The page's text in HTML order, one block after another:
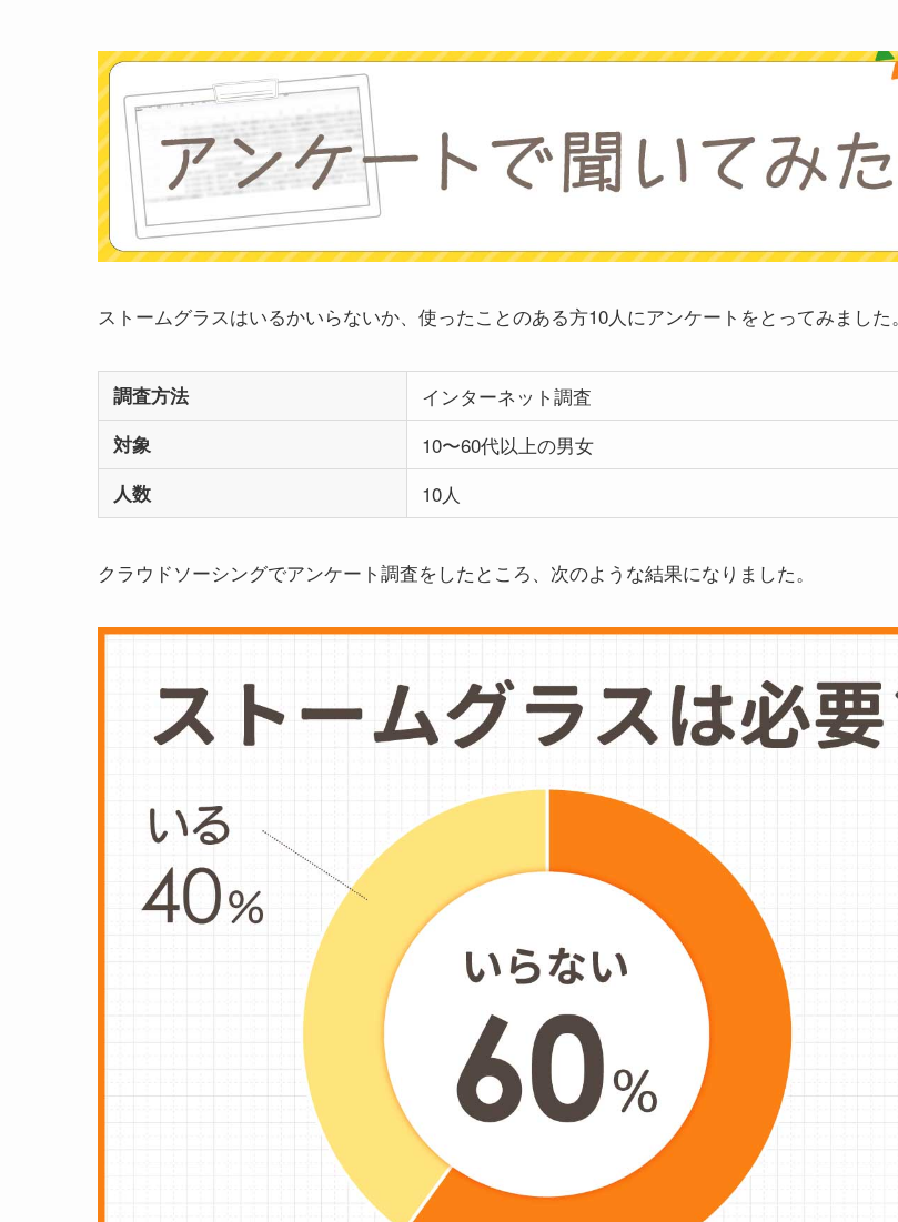
ストームグラスはいるかいらないか、使ったことのある方10人にアンケートをとってみました。
調査方法 インターネット調査
対象 10〜60代以上の男女
人数 10人
クラウドソーシングでアンケート調査をしたところ、次のような結果になりました。